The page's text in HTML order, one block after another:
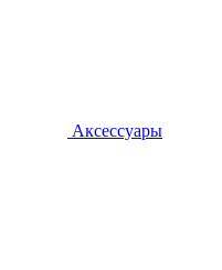
Аксессуары